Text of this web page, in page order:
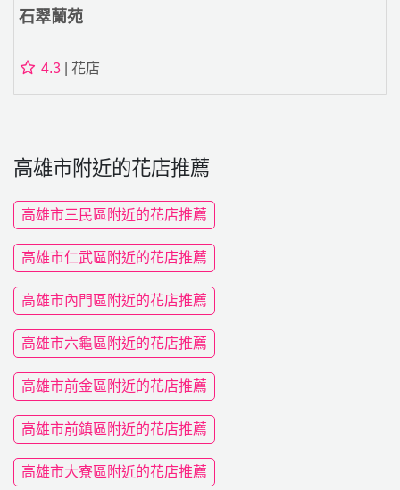
石翠蘭苑
4.3 | 花店
高雄市附近的花店推薦
高雄市三民區附近的花店推薦
高雄市仁武區附近的花店推薦
高雄市內門區附近的花店推薦
高雄市六龜區附近的花店推薦
高雄市前金區附近的花店推薦
高雄市前鎮區附近的花店推薦
高雄市大寮區附近的花店推薦